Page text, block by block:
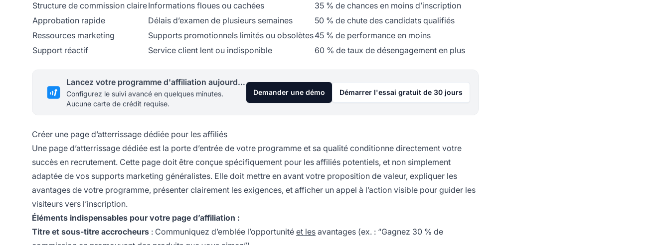
Structure de commission claireInformations floues ou cachées
35 % de chances en moins d’inscription
Approbation rapide
Délais d’examen de plusieurs semaines
50 % de chute des candidats qualifiés
Ressources marketing
Supports promotionnels limités ou obsolètes45 % de performance en moins
Support réactif
Service client lent ou indisponible 60 % de taux de désengagement en plus
Lancez votre programme d'affiliation aujourd'hui
Configurez le suivi avancé en quelques minutes.
Aucune carte de crédit requise.
Demander une démo Démarrer l'essai gratuit de 30 jours
Créer une page d’atterrissage dédiée pour les affiliés
Une page d’atterrissage dédiée est la porte d’entrée de votre programme et sa qualité conditionne directement votre
succès en recrutement. Cette page doit être conçue spécifiquement pour les affiliés potentiels, et non simplement
adaptée de vos supports marketing généralistes. Elle doit mettre en avant votre proposition de valeur, expliquer les
avantages de votre programme, présenter clairement les exigences, et afficher un appel à l’action visible pour guider les
visiteurs vers l’inscription.
Éléments indispensables pour votre page d’affiliation :
Titre et sous-titre accrocheurs : Communiquez d’emblée l’opportunité et les avantages (ex. : “Gagnez 30 % de